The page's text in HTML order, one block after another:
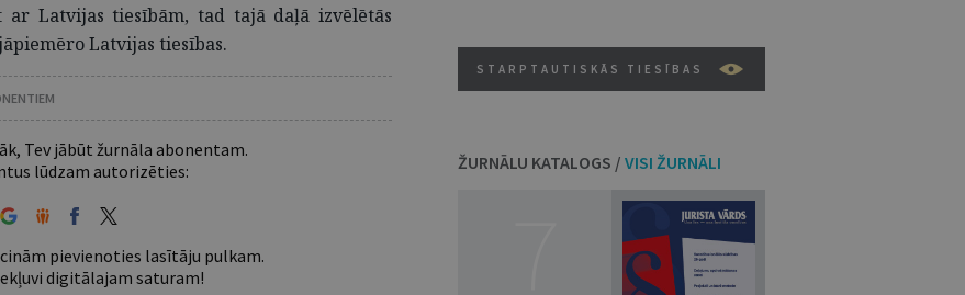
ar Latvijas tiesībām, tad tajā daļā izvēlētās
Latvijas tiesības.
Tev jābūt žurnāla abonentam.
lūdzam autorizēties:
pievienoties lasītāju pulkam.
digitālajam saturam!
STARPTAUTISKĀS TIESĪBAS
ŽURNĀLU KATALOGS / VISI ŽURNĀLI